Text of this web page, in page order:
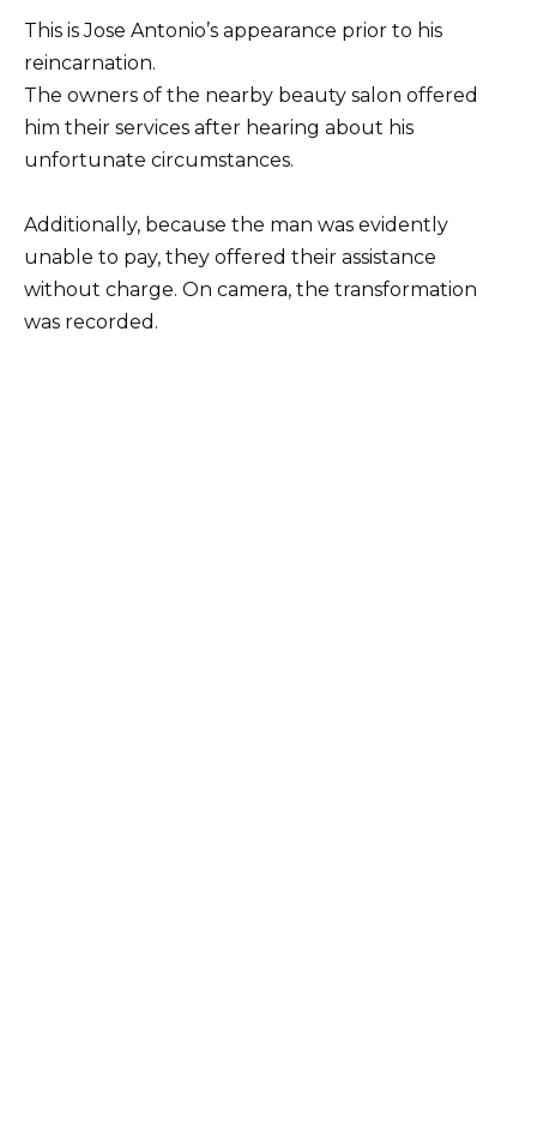
This is Jose Antonio’s appearance prior to his
reincarnation.
The owners of the nearby beauty salon offered
him their services after hearing about his
unfortunate circumstances.
Additionally, because the man was evidently
unable to pay, they offered their assistance
without charge. On camera, the transformation
was recorded.